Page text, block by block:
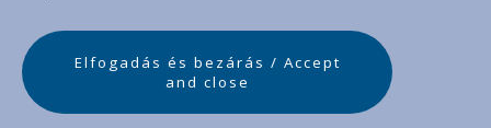
Elfogadás és bezárás / Accept
and close